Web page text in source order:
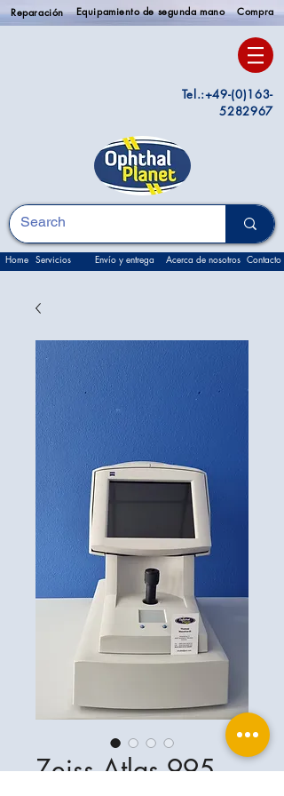
Reparación Equipamiento de segunda mano Compra
Tel.:+49-(0)163-
5282967
Home Servicios Envío y entrega Acerca de nosotros Contacto
Zeiss Atlas 995